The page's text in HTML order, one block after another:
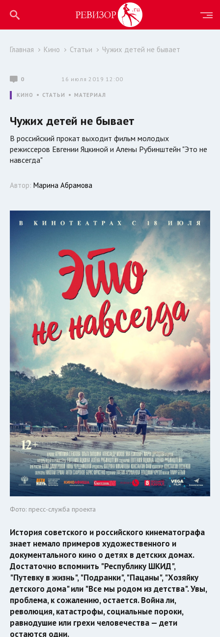
Главная Кино Статьи Чужих детей не бывает
0 16 июля 2019 12:00
КИНО СТАТЬИ МАТЕРИАЛ
Чужих детей не бывает
В российский прокат выходит фильм молодых
режиссеров Евгении Яцкиной и Алены Рубинштейн "Это не
навсегда"
Автор: Марина Абрамова
Фото: пресс-служба проекта
История советского и российского кинематографа
знает немало примеров художественного и
документального кино о детях в детских домах.
Достаточно вспомнить "Республику ШКИД",
"Путевку в жизнь", "Подранки", "Пацаны", "Хозяйку
детского дома" или "Все мы родом из детства". Увы,
проблема, к сожалению, остается. Война ли,
революция, катастрофы, социальные пороки,
равнодушие или грехи человечества — дети
остаются одни.